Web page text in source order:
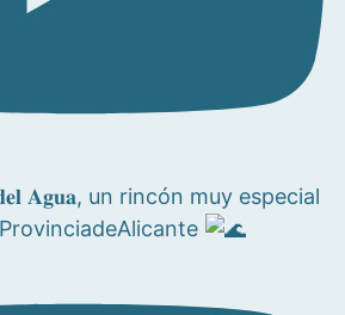
𝐀𝐠𝐮𝐚, un rincón muy especial